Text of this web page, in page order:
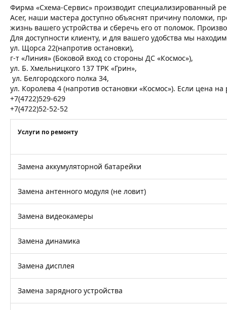
Фирма «Схема-Сервис» производит специализированный
Acer, наши мастера доступно объяснят причину поломки,
жизнь вашего устройства и сберечь его от поломок.
Для доступности клиенту, и для вашего удобства мы
ул. Щорса 22(напротив остановки),
г-т «Линия» (Боковой вход со стороны ДС «Космос»),
ул. Б. Хмельницкого 137 ТРК «Грин»,
ул. Белгородского полка 34,
ул. Королева 4 (напротив остановки «Космос»). Если цена
+7(4722)529-629
+7(4722)52-52-52
Услуги по ремонту
Замена аккумуляторной батарейки
Замена антенного модуля (не ловит)
Замена видеокамеры
Замена динамика
Замена дисплея
Замена зарядного устройства